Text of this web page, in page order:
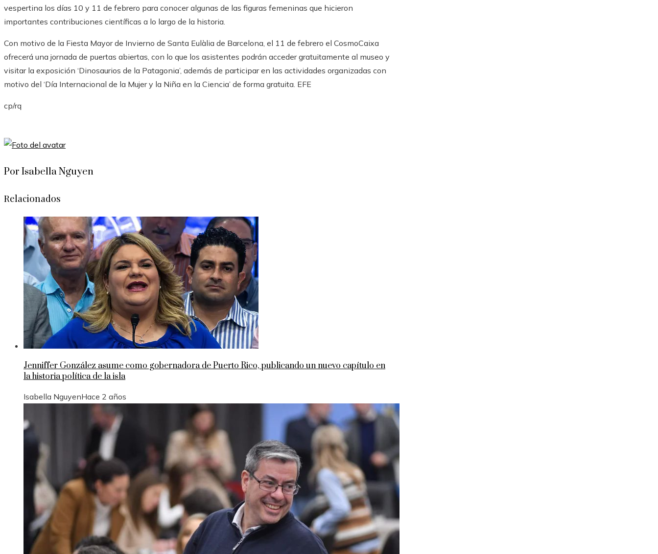
vespertina los días 10 y 11 de febrero para conocer algunas de las figuras femeninas que hicieron
importantes contribuciones científicas a lo largo de la historia.
Con motivo de la Fiesta Mayor de Invierno de Santa Eulàlia de Barcelona, el 11 de febrero el CosmoCaixa
ofrecerá una jornada de puertas abiertas, con lo que los asistentes podrán acceder gratuitamente al museo y
visitar la exposición ‘Dinosaurios de la Patagonia’, además de participar en las actividades organizadas con
motivo del ‘Día Internacional de la Mujer y la Niña en la Ciencia’ de forma gratuita. EFE
cp/rq
Por Isabella Nguyen
Relacionados
Jenniffer González asume como gobernadora de Puerto Rico, publicando un nuevo capítulo en
la historia política de la isla
Isabella NguyenHace 2 años